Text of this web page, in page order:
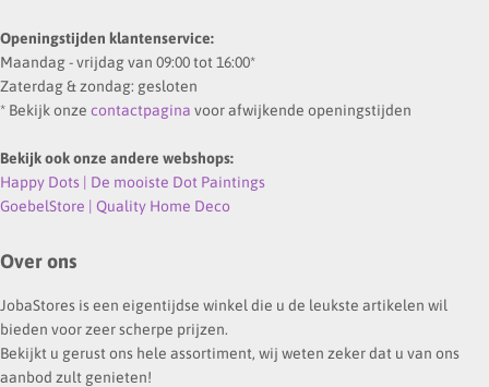
Openingstijden klantenservice:
Maandag - vrijdag van 09:00 tot 16:00*
Zaterdag & zondag: gesloten
* Bekijk onze contactpagina voor afwijkende openingstijden
Bekijk ook onze andere webshops:
Happy Dots | De mooiste Dot Paintings
GoebelStore | Quality Home Deco
Over ons
JobaStores is een eigentijdse winkel die u de leukste artikelen wil
bieden voor zeer scherpe prijzen.
Bekijkt u gerust ons hele assortiment, wij weten zeker dat u van ons
aanbod zult genieten!